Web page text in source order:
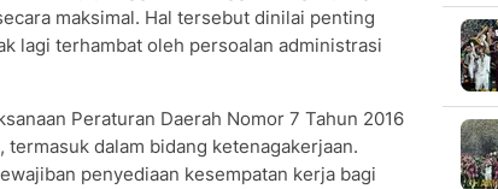
maksimal. Hal tersebut dinilai penting
lagi terhambat oleh persoalan administrasi
Peraturan Daerah Nomor 7 Tahun 2016
dalam bidang ketenagakerjaan.
penyediaan kesempatan kerja bagi